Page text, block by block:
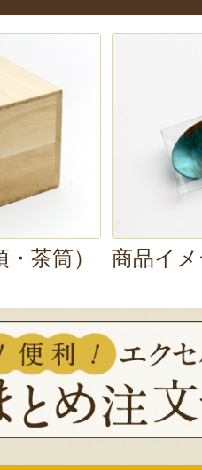
ズが持ちやすい！
です。外蓋を開
からに密封性が
く保てそう
です。
やすく、
使い勝
したが、 いつも
長く使いつづ
茶筒） 商品イ